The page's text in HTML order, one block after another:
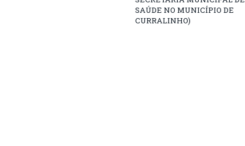
SAÚDE NO MUNICÍPIO DE
CURRALINHO)